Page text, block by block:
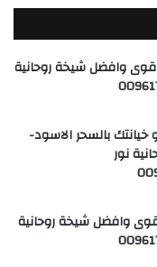
وافضل شيخة روحانية
بالسحر الاسود-
نور
وافضل شيخة روحانية